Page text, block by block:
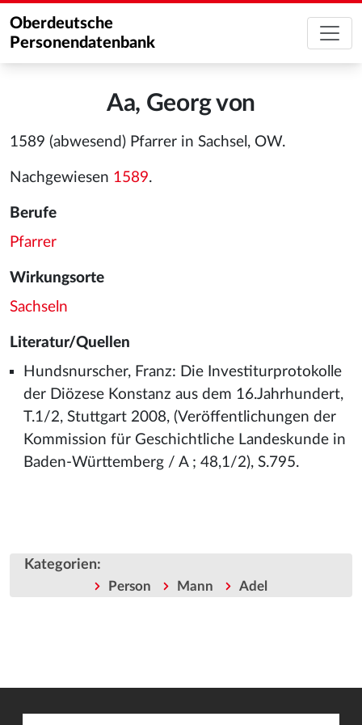
Oberdeutsche
Personendatenbank
Aa, Georg von
1589 (abwesend) Pfarrer in Sachsel, OW.
Nachgewiesen 1589.
Berufe
Pfarrer
Wirkungsorte
Sachseln
Literatur/Quellen
Hundsnurscher, Franz: Die Investiturprotokolle
der Diözese Konstanz aus dem 16.Jahrhundert,
T.1/2, Stuttgart 2008, (Veröffentlichungen der
Kommission für Geschichtliche Landeskunde in
Baden-Württemberg / A ; 48,1/2), S.795.
Kategorien:
Person Mann Adel